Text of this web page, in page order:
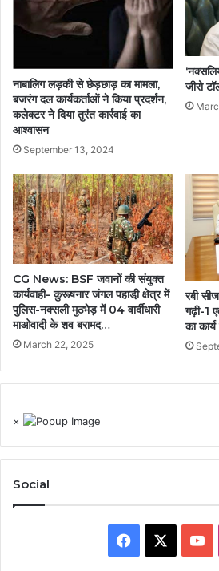
नाबालिग लड़की से छेड़छाड़ का मामला,
बजरंग दल कार्यकर्ताओं ने किया प्रदर्शन,
कलेक्टर ने दिया तुरंत कार्रवाई का
आश्वासन
September 13, 2024
जीरो
CG News: BSF जवानों की संयुक्त
कार्यवाही- कुरूषनार जंगल पहाडी़ क्षेत्र में
पुलिस-नक्सली मुठभेड़ में 04 वार्दीधारी
माओवादी के शव बरामद…
March 22, 2025
रबी
गढ़ी-1
का
×
Social
Facebook